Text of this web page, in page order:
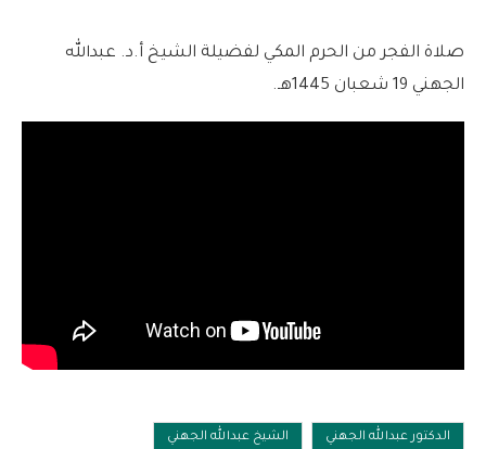
صلاة الفجر من الحرم المكي لفضيلة الشيخ أ.د. عبدالله
الجهني 19 شعبان 1445هـ.
الدكتور عبدالله الجهني الشيخ عبدالله الجهني